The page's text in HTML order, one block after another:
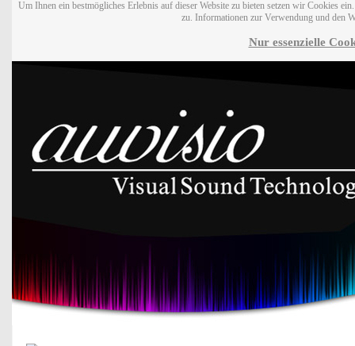
Um Ihnen ein bestmögliches Erlebnis auf dieser Website zu bieten setzen wir Cookies
zu. Informationen zur Verwendung und den
Nur essenzielle